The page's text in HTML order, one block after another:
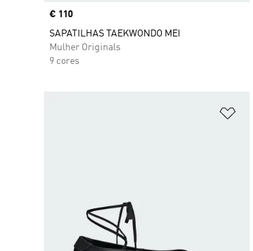
Price
€ 110
SAPATILHAS TAEKWONDO MEI
Mulher Originals
9 cores